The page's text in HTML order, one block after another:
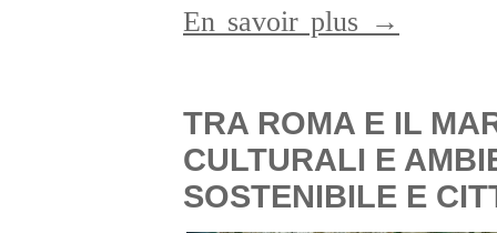
En savoir plus →
TRA ROMA E IL
CULTURALI E
SOSTENIBILE E